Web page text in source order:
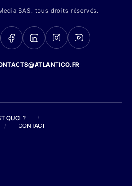
SAS. tous droits réservés.
QUOI ?
/
/ CONTACT